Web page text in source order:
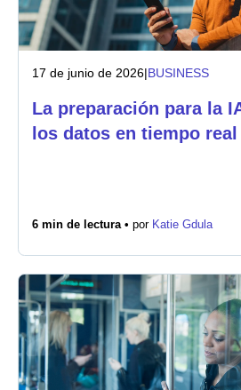
Telecomunicaciones
Tecnología
Sector público
Educación
Sala de prensa
17 de junio de 2026|BUSINESS
La preparación para la
los datos en tiempo real
6 min de lectura • por Katie Gdula